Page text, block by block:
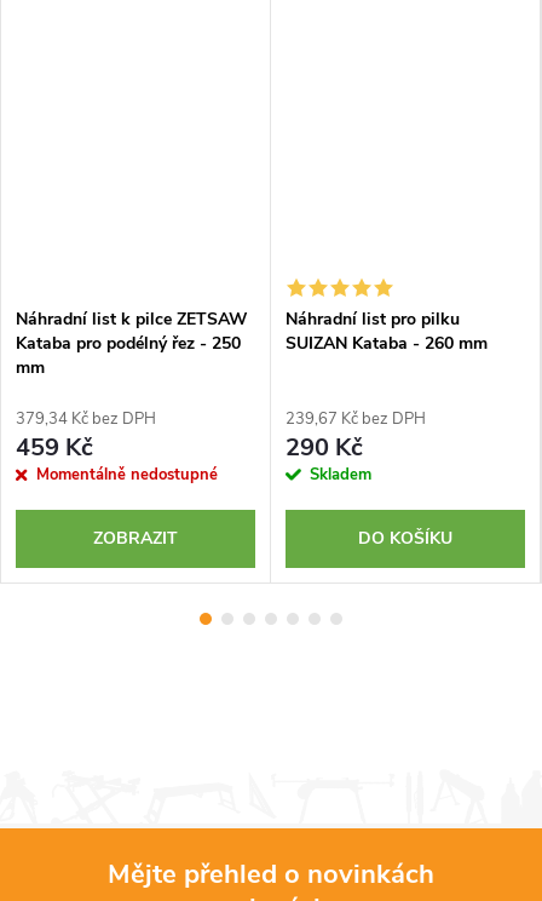
Náhradní list k pilce ZETSAW
Kataba pro podélný řez - 250
mm
379,34 Kč bez DPH
459 Kč
Momentálně nedostupné
ZOBRAZIT
Náhradní list pro pilku
SUIZAN Kataba - 260 mm
239,67 Kč bez DPH
290 Kč
Skladem
DO KOŠÍKU
Mějte přehled o novinkách